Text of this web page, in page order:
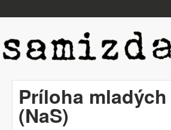
Príloha mladých
(NaS)